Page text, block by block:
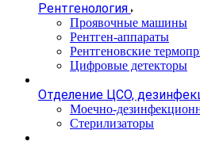
Рентгенология
Проявочные машины
Рентген-аппараты
Рентгеновские
Цифровые детекторы
Отделение ЦСО,
Моечно-
Стерилизаторы